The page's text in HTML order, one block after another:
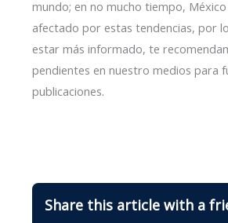
mundo; en no mucho tiempo,
afectado por estas tendencias, por
estar más informado, te
pendientes en nuestro medios para
publicaciones.
Share this article with a